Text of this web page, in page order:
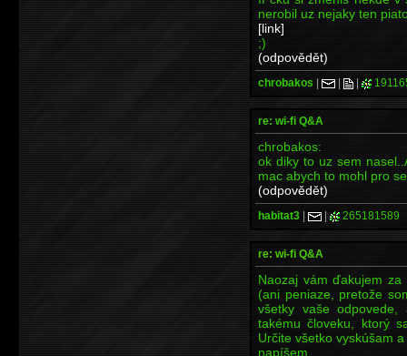
nerobil uz nejaky ten
[link]
;)
(odpovědět)
chrobakos | | |
re: wi-fi Q&A
chrobakos:
ok diky to uz sem
mac abych to mohl pro
(odpovědět)
habitat3 | | 265181589
re: wi-fi Q&A
Naozaj vám ďakujem
(ani peniaze, pretože
všetky vaše
takému človeku, ktorý
Určite všetko vyskúšam
napíšem.